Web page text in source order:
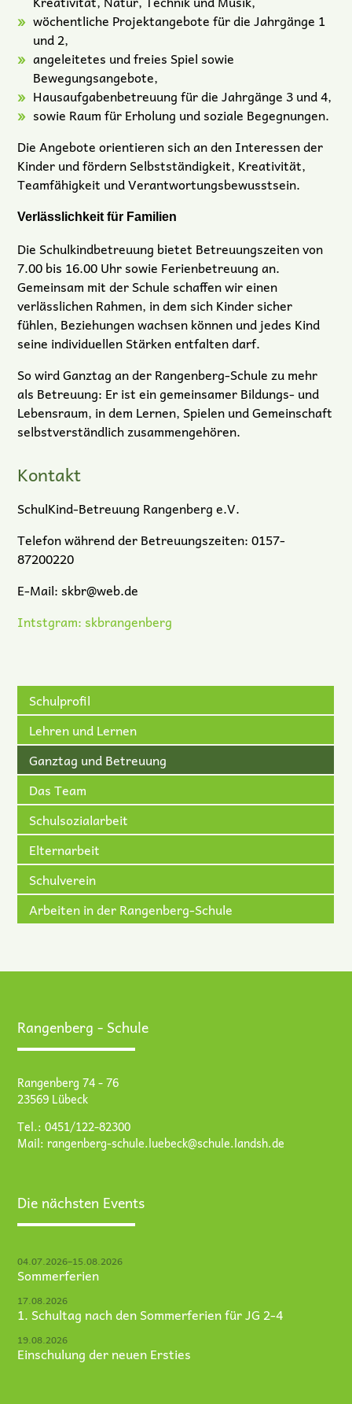
wöchentliche Projektangebote für die Jahrgänge 1
und 2,
angeleitetes und freies Spiel sowie
Bewegungsangebote,
Hausaufgabenbetreuung für die Jahrgänge 3 und 4,
sowie Raum für Erholung und soziale Begegnungen.
Die Angebote orientieren sich an den Interessen der
Kinder und fördern Selbstständigkeit, Kreativität,
Teamfähigkeit und Verantwortungsbewusstsein.
Verlässlichkeit für Familien
Die Schulkindbetreuung bietet Betreuungszeiten von
7.00 bis 16.00 Uhr sowie Ferienbetreuung an.
Gemeinsam mit der Schule schaffen wir einen
verlässlichen Rahmen, in dem sich Kinder sicher
fühlen, Beziehungen wachsen können und jedes Kind
seine individuellen Stärken entfalten darf.
So wird Ganztag an der Rangenberg-Schule zu mehr
als Betreuung: Er ist ein gemeinsamer Bildungs- und
Lebensraum, in dem Lernen, Spielen und Gemeinschaft
selbstverständlich zusammengehören.
Kontakt
SchulKind-Betreuung Rangenberg e.V.
Telefon während der Betreuungszeiten: 0157-
87200220
E-Mail: skbr@web.de
Intstgram: skbrangenberg
Schulprofil
Lehren und Lernen
Ganztag und Betreuung
Das Team
Schulsozialarbeit
Elternarbeit
Schulverein
Arbeiten in der Rangenberg-Schule
Rangenberg - Schule
Rangenberg 74 - 76
23569 Lübeck
Tel.: 0451/122-82300
Mail:rangenberg-schule.luebeck@schule.landsh.de
Die nächsten Events
04.07.2026–15.08.2026
Sommerferien
17.08.2026
1. Schultag nach den Sommerferien für JG 2-4
19.08.2026
Einschulung der neuen Ersties